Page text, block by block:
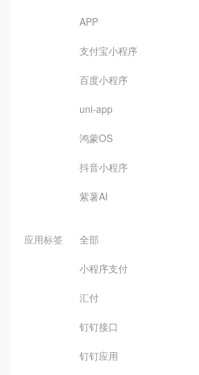
APP
支付宝小程序
百度小程序
uni-app
鸿蒙OS
抖音小程序
紫薯AI
应用标签 全部
小程序支付
汇付
钉钉接口
钉钉应用